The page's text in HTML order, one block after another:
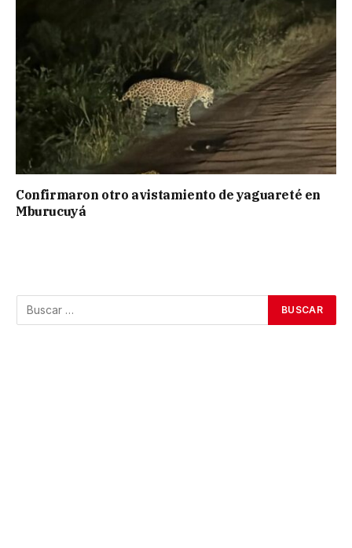
Confirmaron otro avistamiento de yaguareté en
Mburucuyá